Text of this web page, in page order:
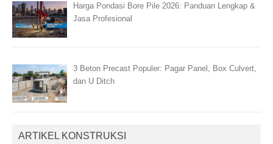
Harga Pondasi Bore Pile 2026: Panduan Lengkap &
Jasa Profesional
3 Beton Precast Populer: Pagar Panel, Box Culvert,
dan U Ditch
ARTIKEL KONSTRUKSI